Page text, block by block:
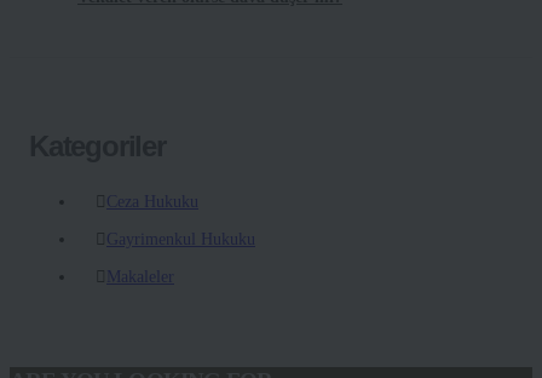
Ceza Hukuku
Gayrimenkul Hukuku
Makaleler